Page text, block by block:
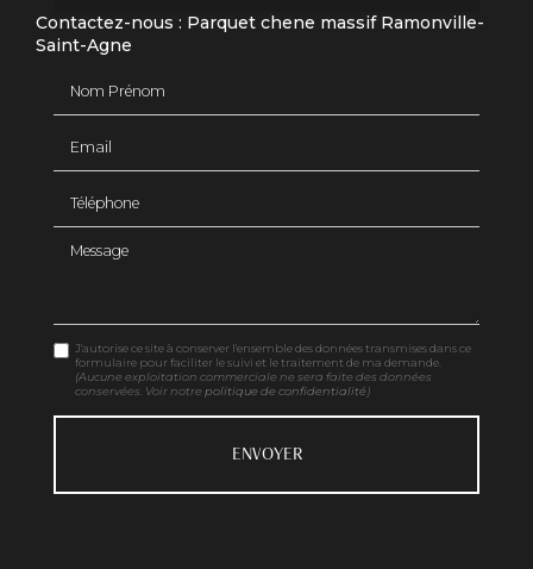
Contactez-nous : Parquet chene massif Ramonville-
Saint-Agne
Message
J'autorise ce site à conserver l'ensemble des données transmises dans ce
formulaire pour faciliter le suivi et le traitement de ma demande.
(Aucune exploitation commerciale ne sera faite des données
conservées. Voir notre politique de confidentialité)